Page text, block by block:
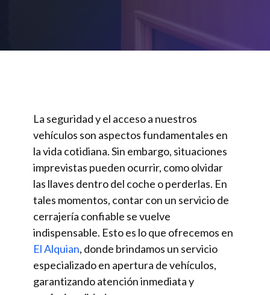
La seguridad y el acceso a nuestros
vehículos son aspectos fundamentales en
la vida cotidiana. Sin embargo, situaciones
imprevistas pueden ocurrir, como olvidar
las llaves dentro del coche o perderlas. En
tales momentos, contar con un servicio de
cerrajería confiable se vuelve
indispensable. Esto es lo que ofrecemos en
El Alquian, donde brindamos un servicio
especializado en apertura de vehículos,
garantizando atención inmediata y